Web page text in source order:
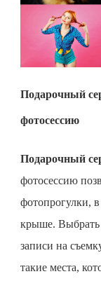
Подарочный
фотосессию
Подарочный
фотосессию
фотопрогулки,
крыше. Выбрать
записи на
такие места,